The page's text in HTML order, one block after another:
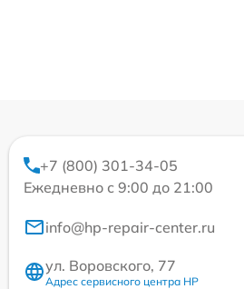
+7 (800) 301-34-05
Ежедневно с 9:00 до 21:00
info@hp-repair-center.ru
ул. Воровского, 77
Адрес сервисного центра HP